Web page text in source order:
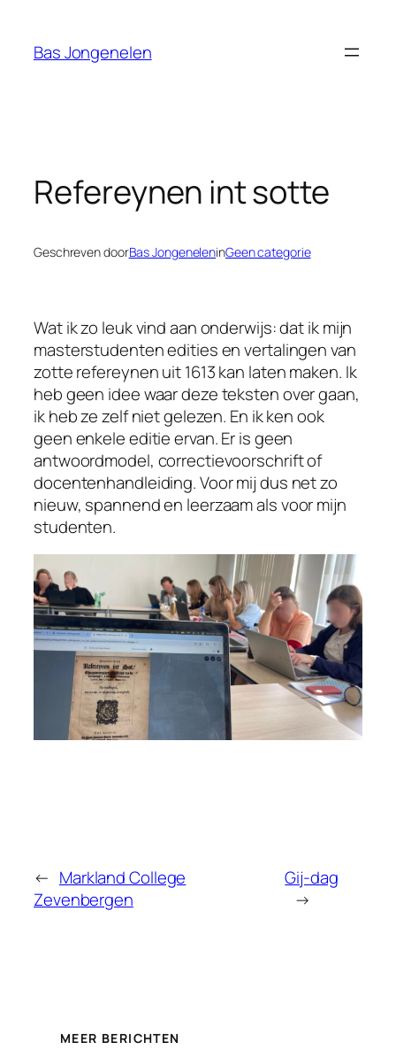
Bas Jongenelen
Refereynen int sotte
Geschreven doorBas JongeneleninGeen categorie
Wat ik zo leuk vind aan onderwijs: dat ik mijn
masterstudenten edities en vertalingen van
zotte refereynen uit 1613 kan laten maken. Ik
heb geen idee waar deze teksten over gaan,
ik heb ze zelf niet gelezen. En ik ken ook
geen enkele editie ervan. Er is geen
antwoordmodel, correctievoorschrift of
docentenhandleiding. Voor mij dus net zo
nieuw, spannend en leerzaam als voor mijn
studenten.
← Markland College
Zevenbergen
Gij-dag
→
MEER BERICHTEN